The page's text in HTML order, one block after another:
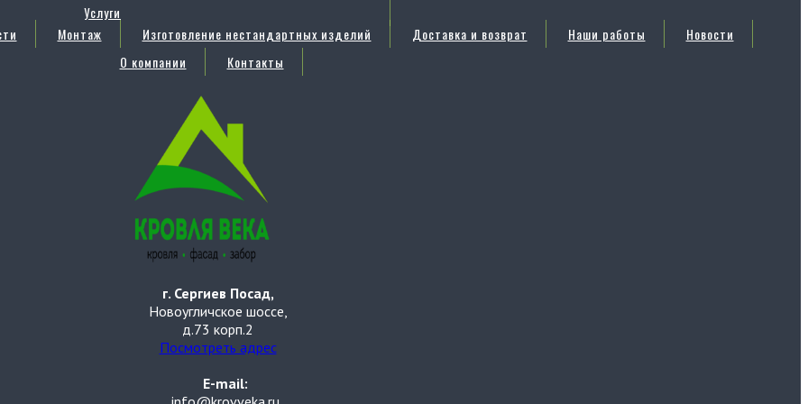
Услуги
Монтаж Изготовление нестандартных изделий Доставка и возврат Наши работы
Новости
О компании
Контакты
г. Сергиев Посад,
Новоугличское шоссе,
д.73 корп.2
Посмотреть адрес
E-mail: